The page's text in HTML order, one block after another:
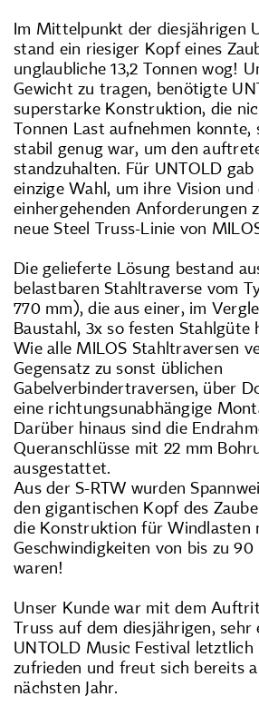
Im Mittelpunkt der diesjährigen
stand ein riesiger Kopf eines
unglaubliche 13,2 Tonnen wog!
Gewicht zu tragen, benötigte
superstarke Konstruktion, die
Tonnen Last aufnehmen konnte,
stabil genug war, um den
standzuhalten. Für UNTOLD gab
einzige Wahl, um ihre Vision
einhergehenden Anforderungen
neue Steel Truss-Linie von
Die gelieferte Lösung bestand
belastbaren Stahltraverse vom
770 mm), die aus einer, im
Baustahl, 3x so festen Stahlgüte
Wie alle MILOS Stahltraversen
Gegensatz zu sonst üblichen
Gabelverbindertraversen, über
eine richtungsunabhängige
Darüber hinaus sind die
Queranschlüsse mit 22 mm
ausgestattet.
Aus der S-RTW wurden
den gigantischen Kopf des
die Konstruktion für Windlasten
Geschwindigkeiten von bis zu
waren!
Unser Kunde war mit dem
Truss auf dem diesjährigen, sehr
UNTOLD Music Festival letztlich
zufrieden und freut sich bereits
nächsten Jahr.